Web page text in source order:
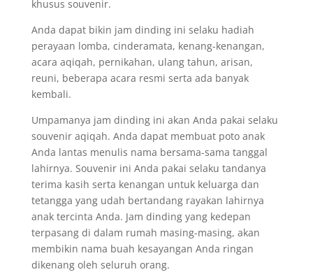
khusus souvenir.
Anda dapat bikin jam dinding ini selaku hadiah
perayaan lomba, cinderamata, kenang-kenangan,
acara aqiqah, pernikahan, ulang tahun, arisan,
reuni, beberapa acara resmi serta ada banyak
kembali.
Umpamanya jam dinding ini akan Anda pakai selaku
souvenir aqiqah. Anda dapat membuat poto anak
Anda lantas menulis nama bersama-sama tanggal
lahirnya. Souvenir ini Anda pakai selaku tandanya
terima kasih serta kenangan untuk keluarga dan
tetangga yang udah bertandang rayakan lahirnya
anak tercinta Anda. Jam dinding yang kedepan
terpasang di dalam rumah masing-masing, akan
membikin nama buah kesayangan Anda ringan
dikenang oleh seluruh orang.